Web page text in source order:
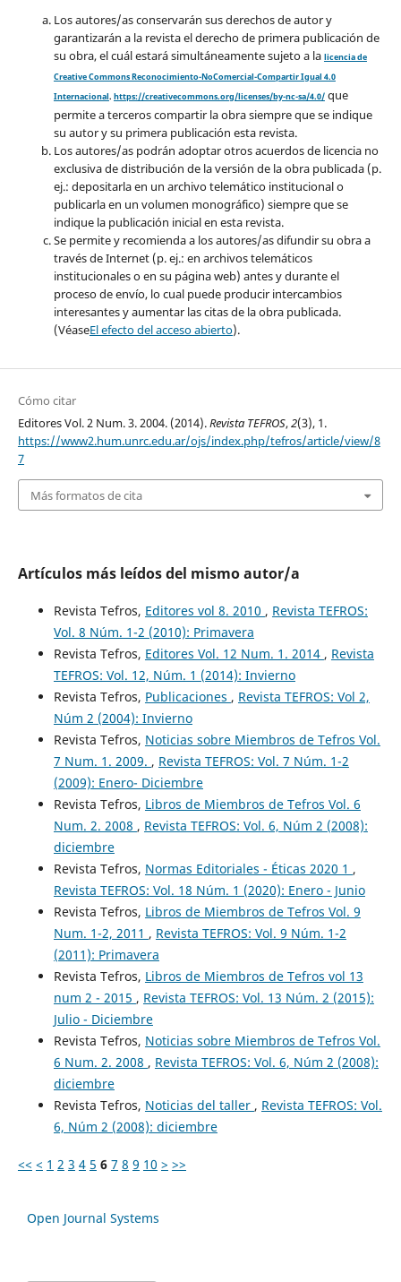
Los autores/as conservarán sus derechos de autor y
garantizarán a la revista el derecho de primera publicación de
su obra, el cuál estará simultáneamente sujeto a la licencia de
Creative Commons Reconocimiento-NoComercial-Compartir Igual 4.0
Internacional. https://creativecommons.org/licenses/by-nc-sa/4.0/que
permite a terceros compartir la obra siempre que se indique
su autor y su primera publicación esta revista.
Los autores/as podrán adoptar otros acuerdos de licencia no
exclusiva de distribución de la versión de la obra publicada (p.
ej.: depositarla en un archivo telemático institucional o
publicarla en un volumen monográfico) siempre que se
indique la publicación inicial en esta revista.
Se permite y recomienda a los autores/as difundir su obra a
través de Internet (p. ej.: en archivos telemáticos
institucionales o en su página web) antes y durante el
proceso de envío, lo cual puede producir intercambios
interesantes y aumentar las citas de la obra publicada.
(VéaseEl efecto del acceso abierto).
Cómo citar
Editores Vol. 2 Num. 3. 2004. (2014).Revista TEFROS,2(3), 1.
https://www2.hum.unrc.edu.ar/ojs/index.php/tefros/article/view/8
7
Más formatos de cita
Artículos más leídos del mismo autor/a
Revista Tefros, Editores vol 8. 2010 , Revista TEFROS:
Vol. 8 Núm. 1-2 (2010): Primavera
Revista Tefros, Editores Vol. 12 Num. 1. 2014 , Revista
TEFROS: Vol. 12, Núm. 1 (2014): Invierno
Revista Tefros, Publicaciones , Revista TEFROS: Vol 2,
Núm 2 (2004): Invierno
Revista Tefros, Noticias sobre Miembros de Tefros Vol.
7 Num. 1. 2009. , Revista TEFROS: Vol. 7 Núm. 1-2
(2009): Enero- Diciembre
Revista Tefros, Libros de Miembros de Tefros Vol. 6
Num. 2. 2008 , Revista TEFROS: Vol. 6, Núm 2 (2008):
diciembre
Revista Tefros, Normas Editoriales - Éticas 2020 1 ,
Revista TEFROS: Vol. 18 Núm. 1 (2020): Enero - Junio
Revista Tefros, Libros de Miembros de Tefros Vol. 9
Num. 1-2, 2011 , Revista TEFROS: Vol. 9 Núm. 1-2
(2011): Primavera
Revista Tefros, Libros de Miembros de Tefros vol 13
num 2 - 2015 , Revista TEFROS: Vol. 13 Núm. 2 (2015):
Julio - Diciembre
Revista Tefros, Noticias sobre Miembros de Tefros Vol.
6 Num. 2. 2008 , Revista TEFROS: Vol. 6, Núm 2 (2008):
diciembre
Revista Tefros, Noticias del taller , Revista TEFROS: Vol.
6, Núm 2 (2008): diciembre
<< < 1 2 3 4 5 6 7 8 9 10 > >>
Open Journal Systems